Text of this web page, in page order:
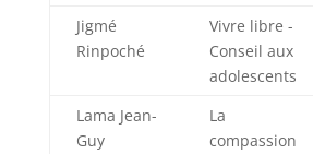
Jigmé
Rinpoché
Vivre libre -
Conseil aux
adolescents
Lama Jean-
Guy
La
compassion